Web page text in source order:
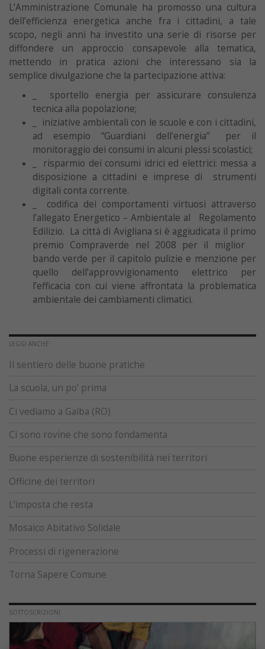
L’Amministrazione Comunale ha promosso una cultura
dell’efficienza energetica anche fra i cittadini, a tale
scopo, negli anni ha investito una serie di risorse per
diffondere un approccio consapevole alla tematica,
mettendo in pratica azioni che interessano sia la
semplice divulgazione che la partecipazione attiva:
_ sportello energia per assicurare consulenza
tecnica alla popolazione;
_ iniziative ambientali con le scuole e con i cittadini,
ad esempio “Guardiani dell’energia” per il
monitoraggio dei consumi in alcuni plessi scolastici;
_ risparmio dei consumi idrici ed elettrici: messa a
disposizione a cittadini e imprese di strumenti
digitali conta corrente.
_ codifica dei comportamenti virtuosi attraverso
l’allegato Energetico – Ambientale al Regolamento
Edilizio. La città di Avigliana si è aggiudicata il primo
premio Compraverde nel 2008 per il miglior
bando verde per il capitolo pulizie e menzione per
quello dell’approvvigionamento elettrico per
l’efficacia con cui viene affrontata la problematica
ambientale dei cambiamenti climatici.
LEGGI ANCHE
Il sentiero delle buone pratiche
La scuola, un po’ prima
Ci vediamo a Gaiba (RO)
Ci sono rovine che sono fondamenta
Buone esperienze di sostenibilità nei territori
Officine dei territori
L’imposta che resta
Mosaico Abitativo Solidale
Processi di rigenerazione
Torna Sapere Comune
SOTTOSCRIZIONI